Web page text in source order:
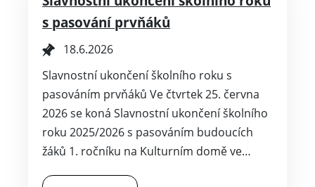
s pasování prvňáků
18.6.2026
Slavnostní ukončení školního roku s
pasováním prvňáků Ve čtvrtek 25. června
2026 se koná Slavnostní ukončení školního
roku 2025/2026 s pasováním budoucích
žáků 1. ročníku na Kulturním domě ve…